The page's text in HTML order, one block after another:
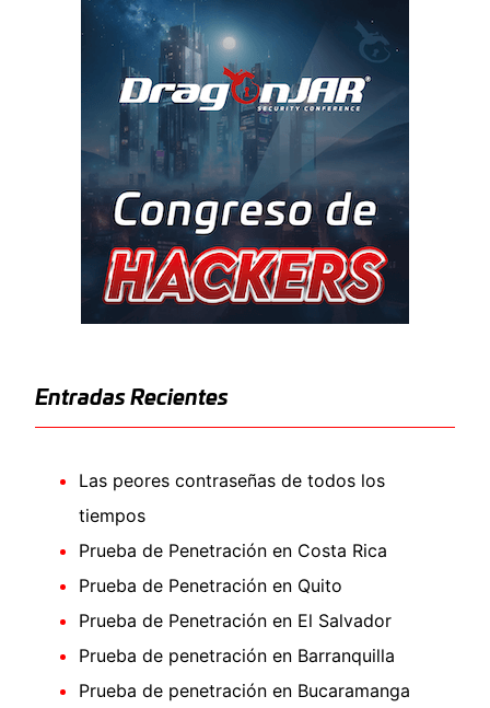
Entradas Recientes
Las peores contraseñas de todos los
tiempos
Prueba de Penetración en Costa Rica
Prueba de Penetración en Quito
Prueba de Penetración en El Salvador
Prueba de penetración en Barranquilla
Prueba de penetración en Bucaramanga